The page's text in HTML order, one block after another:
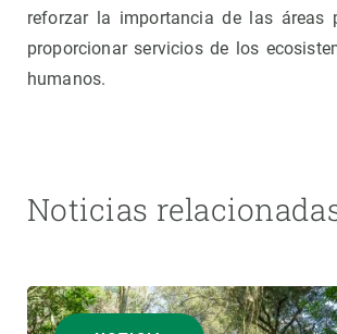
reforzar la importancia de las áreas
proporcionar servicios de los
humanos.
Noticias